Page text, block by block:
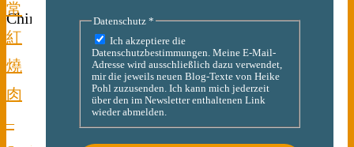
常
紅
燒
肉
–
Datenschutz *
Ich akzeptiere die
Datenschutzbestimmungen. Meine E-Mail-
Adresse wird ausschließlich dazu verwendet,
mir die jeweils neuen Blog-Texte von Heike
Pohl zuzusenden. Ich kann mich jederzeit
über den im Newsletter enthaltenen Link
wieder abmelden.